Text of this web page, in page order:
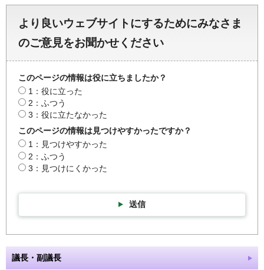
より良いウェブサイトにするためにみなさま
のご意見をお聞かせください
このページの情報は役に立ちましたか？
1：役に立った
2：ふつう
3：役に立たなかった
このページの情報は見つけやすかったですか？
1：見つけやすかった
2：ふつう
3：見つけにくかった
送信
議長・副議長